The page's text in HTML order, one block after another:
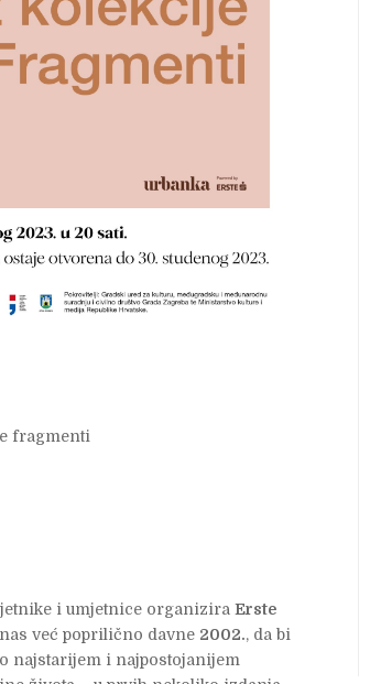
fragmenti
i umjetnice organiziraErste
već poprilično davne 2002., da bi
najstarijem i najpostojanijem